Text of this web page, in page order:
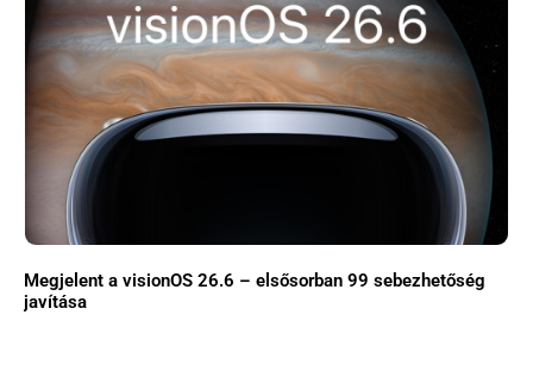
Megjelent a visionOS 26.6 – elsősorban 99 sebezhetőség
javítása